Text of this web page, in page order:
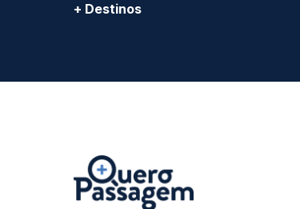
+ Destinos